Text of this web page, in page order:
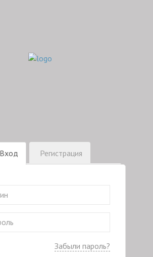
Вход Регистрация
Забыли пароль?